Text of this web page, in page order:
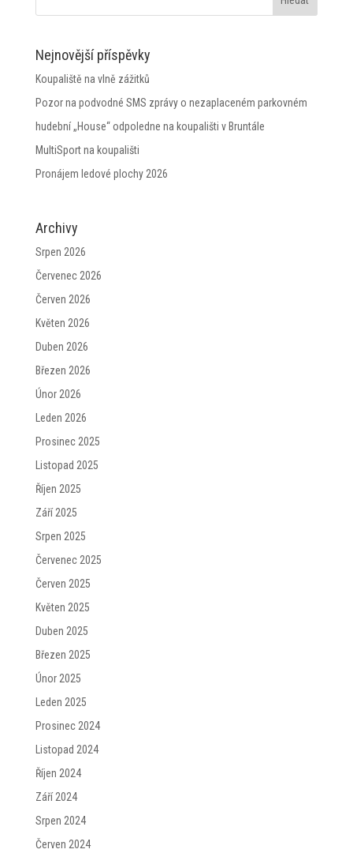
Nejnovější příspěvky
Koupaliště na vlně zážitků
Pozor na podvodné SMS zprávy o nezaplaceném parkovném
hudební „House“ odpoledne na koupališti v Bruntále
MultiSport na koupališti
Pronájem ledové plochy 2026
Archivy
Srpen 2026
Červenec 2026
Červen 2026
Květen 2026
Duben 2026
Březen 2026
Únor 2026
Leden 2026
Prosinec 2025
Listopad 2025
Říjen 2025
Září 2025
Srpen 2025
Červenec 2025
Červen 2025
Květen 2025
Duben 2025
Březen 2025
Únor 2025
Leden 2025
Prosinec 2024
Listopad 2024
Říjen 2024
Září 2024
Srpen 2024
Červen 2024